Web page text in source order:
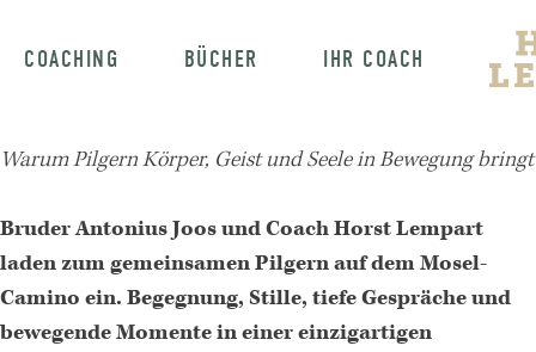
COACHING BÜCHER IHR COACH
Warum Pilgern Körper, Geist und Seele in Bewegung bringt
Bruder Antonius Joos und Coach Horst Lempart
laden zum gemeinsamen Pilgern auf dem Mosel-
Camino ein. Begegnung, Stille, tiefe Gespräche und
bewegende Momente in einer einzigartigen